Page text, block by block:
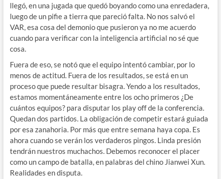
llegó, en una jugada que quedó boyando como una enredadera,
luego de un pifie a tierra que pareció falta. No nos salvó el
VAR, esa cosa del demonio que pusieron ya no me acuerdo
cuando para verificar con la inteligencia artificial no sé que
cosa.
Fuera de eso, se notó que el equipo intentó cambiar, por lo
menos de actitud. Fuera de los resultados, se está en un
proceso que puede resultar bisagra. Yendo a los resultados,
estamos momentáneamente entre los ocho primeros ¿De
cuántos equipos? para disputar los play off de la conferencia.
Quedan dos partidos. La obligación de competir estará guiada
por esa zanahoria. Por más que entre semana haya copa. Es
ahora cuando se verán los verdaderos pingos. Linda presión
tendrán nuestros muchachos. Debemos reconocer el placer
como un campo de batalla, en palabras del chino Jianwei Xun.
Realidades en disputa.